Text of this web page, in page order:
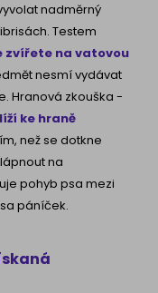
nadměrný
Testem
zvířete na vatovou
nesmí vydávat
Hranová zkouška -
ke hraně
než se dotkne
na
pohyb psa mezi
páníček.